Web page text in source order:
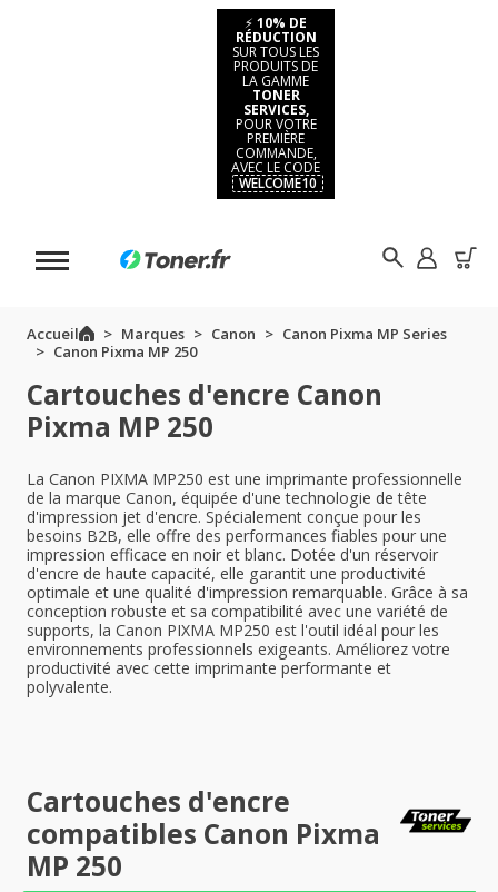
⚡ 10% DE
RÉDUCTION
SUR TOUS LES
PRODUITS DE
LA GAMME
TONER
SERVICES,
POUR VOTRE
PREMIÈRE
COMMANDE,
AVEC LE CODE
WELCOME10
Accueil Marques Canon
Canon Pixma MP Series
Canon Pixma MP 250
Cartouches d'encre Canon
Pixma MP 250
La Canon PIXMA MP250 est une imprimante professionnelle
de la marque Canon, équipée d'une technologie de tête
d'impression jet d'encre. Spécialement conçue pour les
besoins B2B, elle offre des performances fiables pour une
impression efficace en noir et blanc. Dotée d'un réservoir
d'encre de haute capacité, elle garantit une productivité
optimale et une qualité d'impression remarquable. Grâce à sa
conception robuste et sa compatibilité avec une variété de
supports, la Canon PIXMA MP250 est l'outil idéal pour les
environnements professionnels exigeants. Améliorez votre
productivité avec cette imprimante performante et
polyvalente.
Cartouches d'encre
compatibles Canon Pixma
MP 250